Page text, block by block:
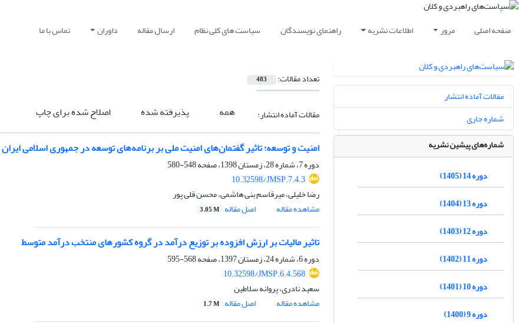
صفحه اصلی مرور اطلاعات نشریه راهنمای نویسندگان سیاست های کلی نظام ارسال مقاله داوران تماس با ما
تعداد مقالات: 483
مقالات آماده انتشار: همه پذیرفته شده اصلاح شده برای چاپ
امنیت و توسعه؛ تاثیر گفتمان‌های امنیت ملی بر برنامه‌های توسعه در جمهوری اسلامی ایران
دوره 7، شماره 28، زمستان 1398، صفحه
548-580
10.32598/JMSP.7.4.3
رضا خلیلی، میرقاسم بنی هاشمی، محسن قلی پور
مشاهده مقاله
اصل مقاله 3.05 M
تاثیر مالیات بر ارزش افزوده بر توزیع درآمد در گروه کشورهای منتخب درآمد متوسط
دوره 6، شماره 24، زمستان 1397، صفحه
568-595
10.32598/JMSP.6.4.568
سعید نادری، پروانه سلاطین
مشاهده مقاله
اصل مقاله 1.7 M
مقالات آماده انتشار
شماره جاری
شماره‌های پیشین نشریه
دوره 14 (1405)
دوره 13 (1404)
دوره 12 (1403)
دوره 11 (1402)
دوره 10 (1401)
دوره 9 (1400)